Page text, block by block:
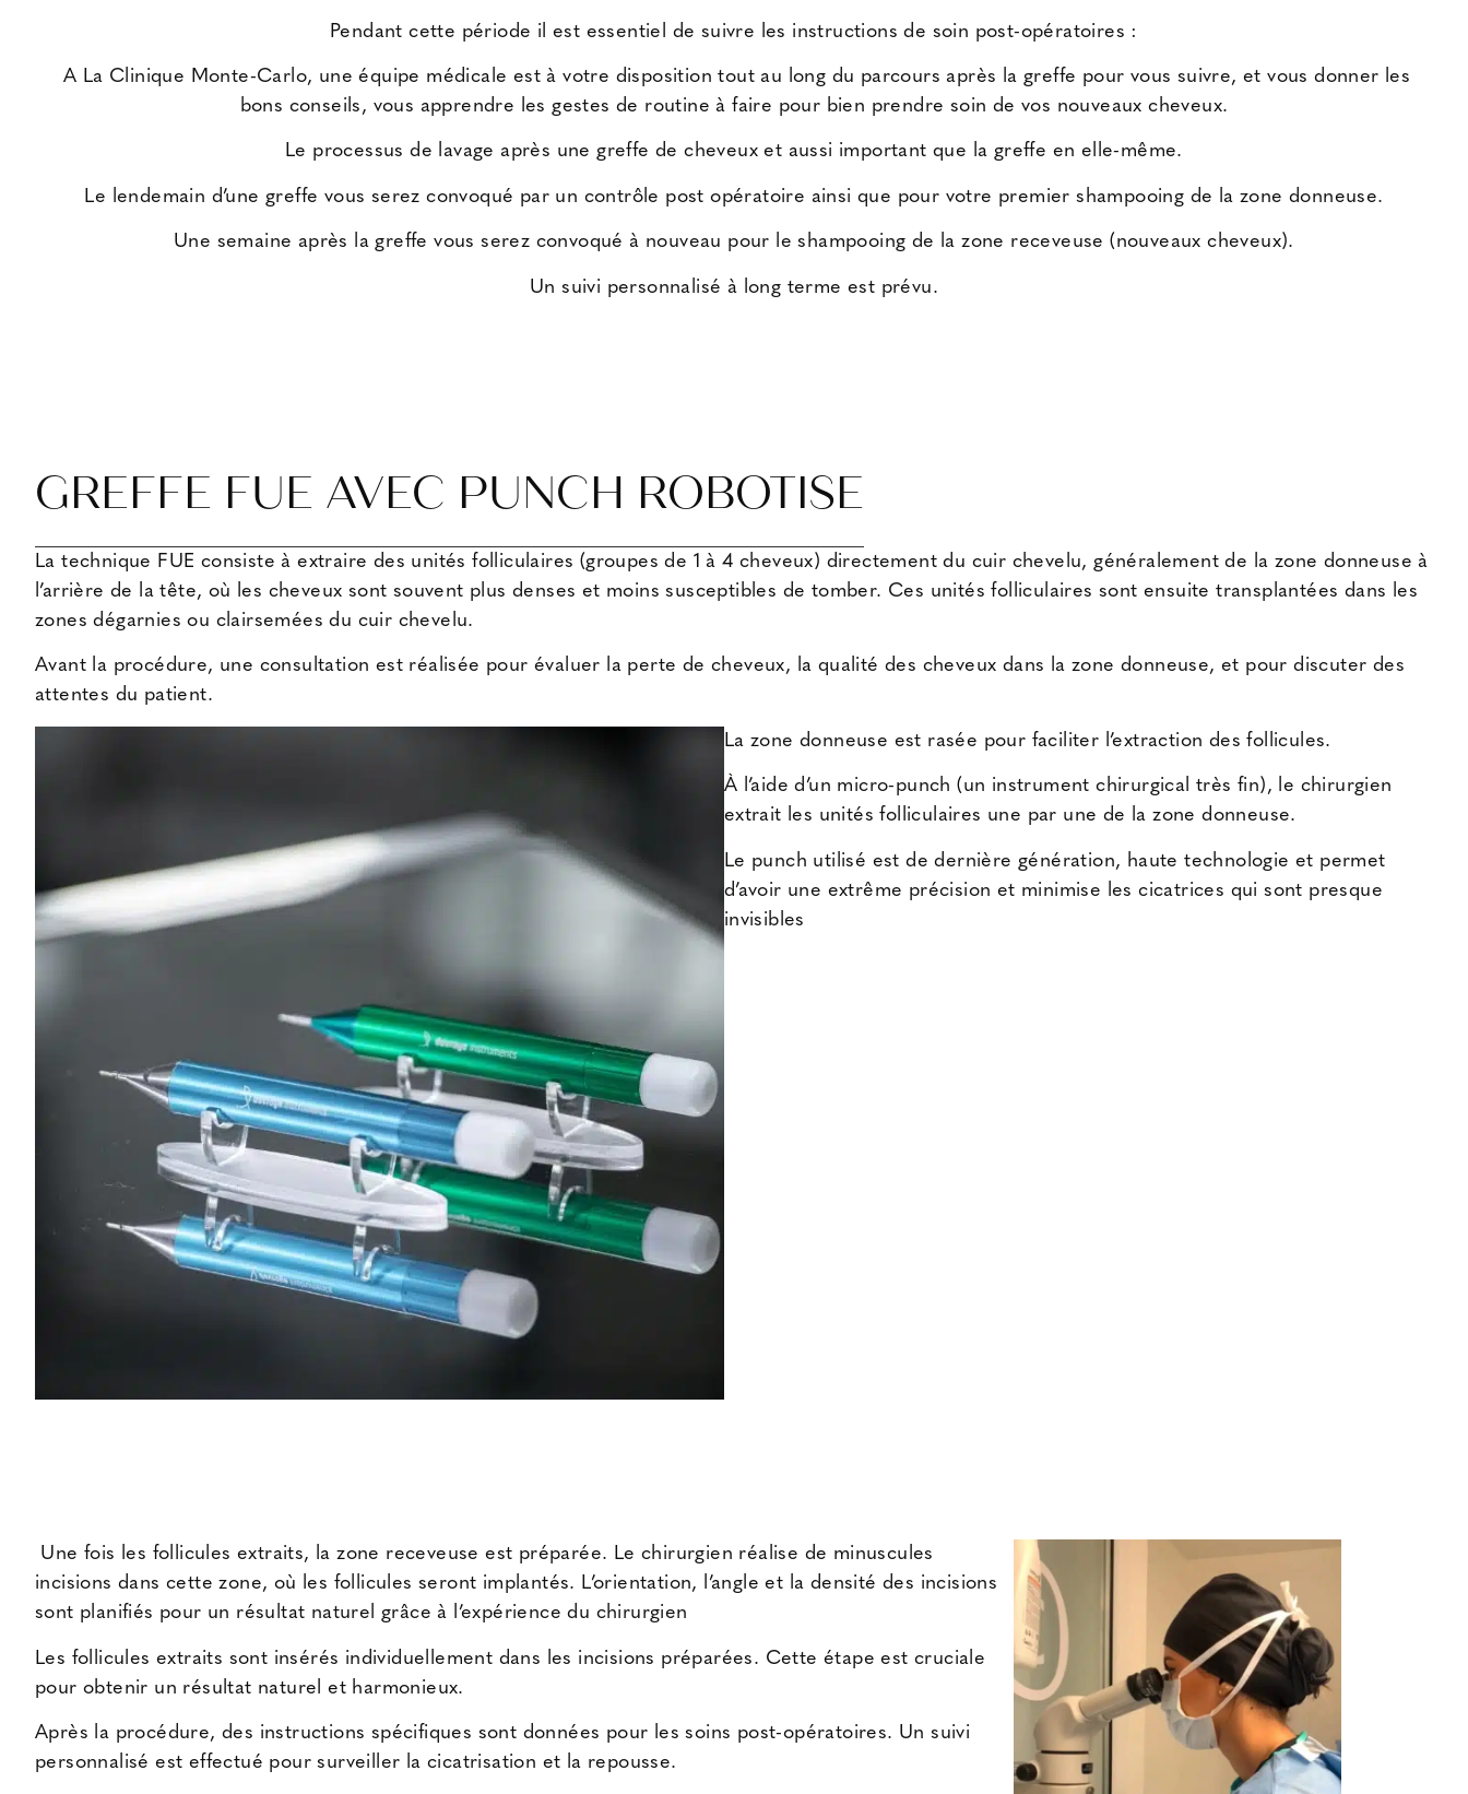
Pendant cette période il est essentiel de suivre les instructions de soin post-opératoires :
A La Clinique Monte-Carlo, une équipe médicale est à votre disposition tout au long du parcours après la greffe pour vous suivre, et vous donner les
bons conseils, vous apprendre les gestes de routine à faire pour bien prendre soin de vos nouveaux cheveux.
Le processus de lavage après une greffe de cheveux et aussi important que la greffe en elle-même.
Le lendemain d’une greffe vous serez convoqué par un contrôle post opératoire ainsi que pour votre premier shampooing de la zone donneuse.
Une semaine après la greffe vous serez convoqué à nouveau pour le shampooing de la zone receveuse (nouveaux cheveux).
Un suivi personnalisé à long terme est prévu.
GREFFE FUE AVEC PUNCH ROBOTISE
La technique FUE consiste à extraire des unités folliculaires (groupes de 1 à 4 cheveux) directement du cuir chevelu, généralement de la zone donneuse à
l’arrière de la tête, où les cheveux sont souvent plus denses et moins susceptibles de tomber. Ces unités folliculaires sont ensuite transplantées dans les
zones dégarnies ou clairsemées du cuir chevelu.
Avant la procédure, une consultation est réalisée pour évaluer la perte de cheveux, la qualité des cheveux dans la zone donneuse, et pour discuter des
attentes du patient.
La zone donneuse est rasée pour faciliter l’extraction des follicules.
À l’aide d’un micro-punch (un instrument chirurgical très fin), le chirurgien
extrait les unités folliculaires une par une de la zone donneuse.
Le punch utilisé est de dernière génération, haute technologie et permet
d’avoir une extrême précision et minimise les cicatrices qui sont presque
invisibles
Une fois les follicules extraits, la zone receveuse est préparée. Le chirurgien réalise de minuscules
incisions dans cette zone, où les follicules seront implantés. L’orientation, l’angle et la densité des incisions
sont planifiés pour un résultat naturel grâce à l’expérience du chirurgien
Les follicules extraits sont insérés individuellement dans les incisions préparées. Cette étape est cruciale
pour obtenir un résultat naturel et harmonieux.
Après la procédure, des instructions spécifiques sont données pour les soins post-opératoires. Un suivi
personnalisé est effectué pour surveiller la cicatrisation et la repousse.